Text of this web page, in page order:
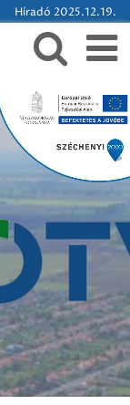
Híradó 2025.12.19.